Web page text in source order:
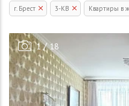
г. Брест 3-КВ Квартиры в
1/18